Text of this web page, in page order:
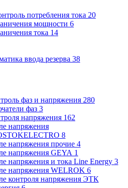
потребления тока 20
мощности 6
тока 14
ввода резерва 38
фаз и напряжения 280
фаз 3
напряжения 162
напряжения
8
напряжения прочие 4
напряжения GEYA 1
напряжения и тока Line Energy 3
напряжения WELROK 6
контроля напряжения ЭТК